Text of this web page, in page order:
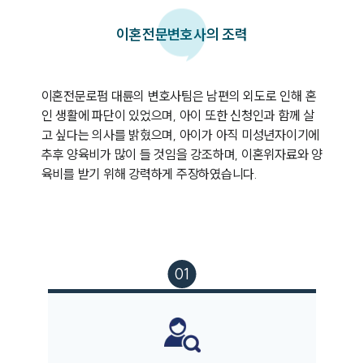
이혼전문변호사의 조력
이혼전문로펌 대륜의 변호사팀은 남편의 외도로 인해 혼
인 생활에 파단이 있었으며, 아이 또한 신청인과 함께 살
고 싶다는 의사를 밝혔으며, 아이가 아직 미성년자이기에
추후 양육비가 많이 들 것임을 강조하며, 이혼위자료와 양
육비를 받기 위해 강력하게 주장하였습니다.